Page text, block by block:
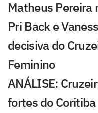
Matheus Pereira
Pri Back e
decisiva do
Feminino
ANÁLISE:
fortes do